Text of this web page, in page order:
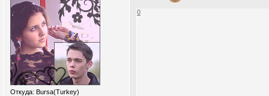
Откуда: Bursa(Turkey)
0